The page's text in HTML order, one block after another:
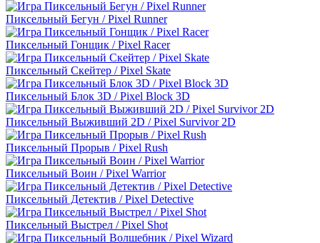
Пиксельный Бегун / Pixel Runner
Пиксельный Гонщик / Pixel Racer
Пиксельный Скейтер / Pixel Skate
Пиксельный Блок 3D / Pixel Block 3D
Пиксельный Выживший 2D / Pixel Survivor 2D
Пиксельный Прорыв / Pixel Rush
Пиксельный Воин / Pixel Warrior
Пиксельный Детектив / Pixel Detective
Пиксельный Выстрел / Pixel Shot